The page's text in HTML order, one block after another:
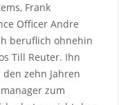
Frank
Officer Andre
beruflich ohnehin
Till Reuter. Ihn
zehn Jahren
zum